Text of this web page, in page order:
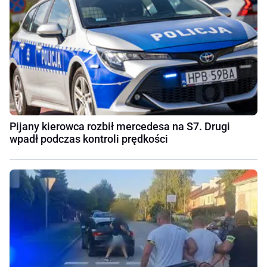
Pijany kierowca rozbił mercedesa na S7. Drugi
wpadł podczas kontroli prędkości